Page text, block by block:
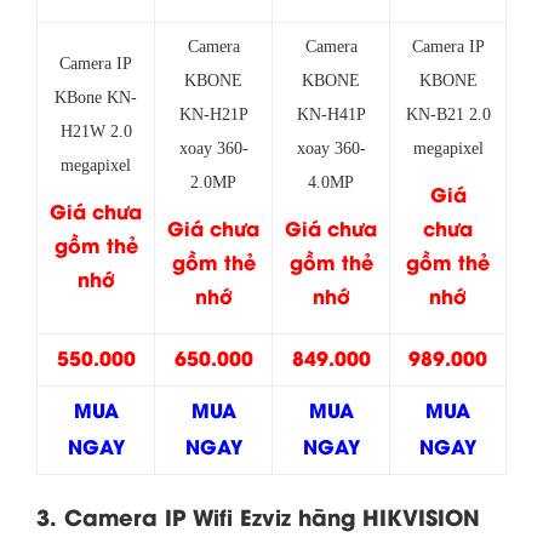
Camera IP
KBone KN-
H21W 2.0
megapixel
Giá chưa
gồm thẻ
nhớ
Camera
KBONE
KN-H21P
xoay 360-
2.0MP
Giá chưa
gồm thẻ
nhớ
Camera
KBONE
KN-H41P
xoay 360-
4.0MP
Giá chưa
gồm thẻ
nhớ
Camera IP
KBONE
KN-B21 2.0
megapixel
Giá
chưa
gồm thẻ
nhớ
550.000 650.000 849.000
989.000
MUA
NGAY
MUA
NGAY
MUA
NGAY
MUA
NGAY
3. Camera IP Wifi Ezviz hãng HIKVISION